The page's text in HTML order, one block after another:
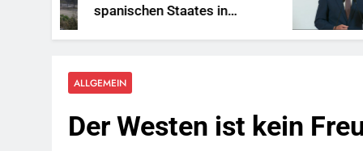
Staates in
Reichen
ALLGEMEIN
Der Westen ist kein